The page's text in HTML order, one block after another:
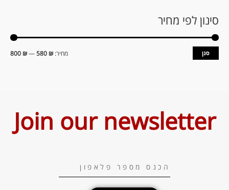
סינון לפי מחיר
סנן מחיר: ₪ 580
—
₪ 800
Join our newsletter